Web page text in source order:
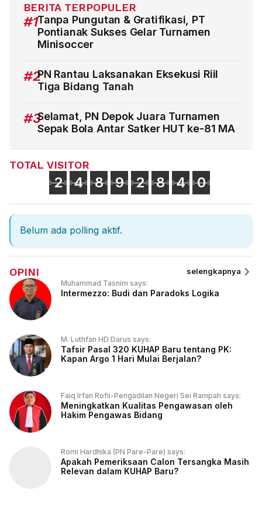
BERITA TERPOPULER
#1Tanpa Pungutan & Gratifikasi, PT
Pontianak Sukses Gelar Turnamen
Minisoccer
#2PN Rantau Laksanakan Eksekusi Riil
Tiga Bidang Tanah
#3Selamat, PN Depok Juara Turnamen
Sepak Bola Antar Satker HUT ke-81 MA
TOTAL VISITOR
2 4 8 9 2 8 4 0
Belum ada polling aktif.
OPINI selengkapnya
Muhammad Tasnim says:
Intermezzo: Budi dan Paradoks Logika
M. Luthfan HD Darus says:
Tafsir Pasal 320 KUHAP Baru tentang PK:
Kapan Argo 1 Hari Mulai Berjalan?
Faiq Irfan Rofii-Pengadilan Negeri Sei Rampah says:
Meningkatkan Kualitas Pengawasan oleh
Hakim Pengawas Bidang
Romi Hardhika (PN Pare-Pare) says:
Apakah Pemeriksaan Calon Tersangka Masih
Relevan dalam KUHAP Baru?